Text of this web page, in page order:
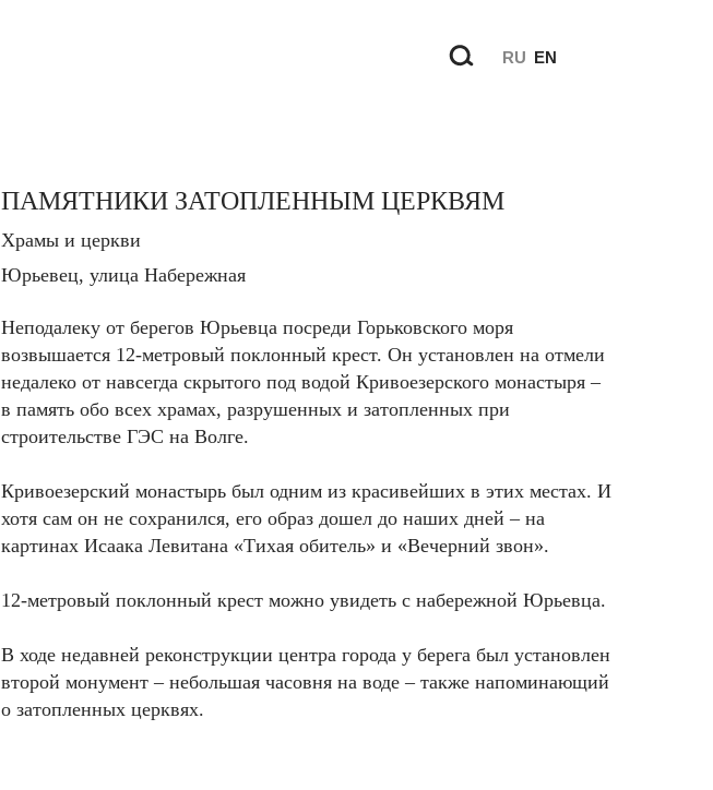
EN
RU
ПАМЯТНИКИ ЗАТОПЛЕННЫМ ЦЕРКВЯМ
Храмы и церкви
Юрьевец, улица Набережная
Неподалеку от берегов Юрьевца посреди Горьковского моря
возвышается 12-метровый поклонный крест. Он установлен на отмели
недалеко от навсегда скрытого под водой Кривоезерского монастыря –
в память обо всех храмах, разрушенных и затопленных при
строительстве ГЭС на Волге.
Кривоезерский монастырь был одним из красивейших в этих местах. И
хотя сам он не сохранился, его образ дошел до наших дней – на
картинах Исаака Левитана «Тихая обитель» и «Вечерний звон».
12-метровый поклонный крест можно увидеть с набережной Юрьевца.
В ходе недавней реконструкции центра города у берега был установлен
второй монумент – небольшая часовня на воде – также напоминающий
о затопленных церквях.